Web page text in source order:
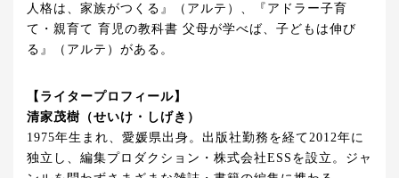
人格は、家族がつくる』（アルテ）、『アドラー子育
て・親育て 育児の教科書 父母が学べば、子どもは伸び
る』（アルテ）がある。
【ライタープロフィール】
清家茂樹（せいけ・しげき）
1975年生まれ、愛媛県出身。出版社勤務を経て2012年に
独立し、編集プロダクション・株式会社ESSを設立。ジャ